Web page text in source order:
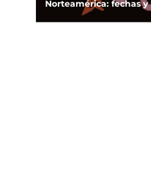
Norteamérica: fechas y